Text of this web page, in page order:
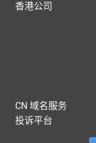
香港公司
CN 域名服务
投诉平台